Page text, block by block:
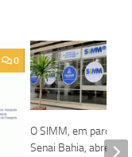
0
O SIMM, em parceria
Senai Bahia, abre